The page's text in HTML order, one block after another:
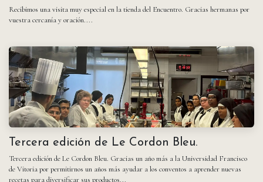
Recibimos una visita muy especial en la tienda del Encuentro. Gracias hermanas por
vuestra cercanía y oración....
Tercera edición de Le Cordon Bleu.
Tercera edición de Le Cordon Bleu. Gracias un año más a la Universidad Francisco
de Vitoria por permitirnos un años más ayudar a los conventos a aprender nuevas
recetas para diversificar sus productos...